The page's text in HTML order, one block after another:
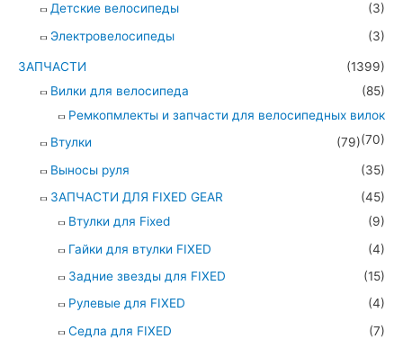
Детские велосипеды
(3)
Электровелосипеды
(3)
ЗАПЧАСТИ
(1399)
Вилки для велосипеда
(85)
Ремкопмлекты и запчасти для велосипедных вилок
(70)
Втулки
(79)
Выносы руля
(35)
ЗАПЧАСТИ ДЛЯ FIXED GEAR
(45)
Втулки для Fixed
(9)
Гайки для втулки FIXED
(4)
Задние звезды для FIXED
(15)
Рулевые для FIXED
(4)
Седла для FIXED
(7)